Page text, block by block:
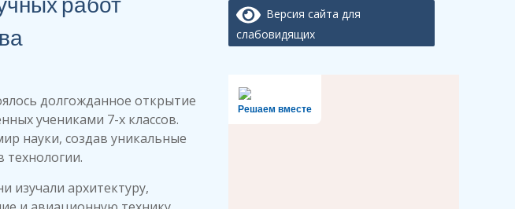
долгожданное открытие
учениками 7-х классов.
науки, создав уникальные
изучали архитектуру,
Версия сайта для
слабовидящих
Решаем вместе